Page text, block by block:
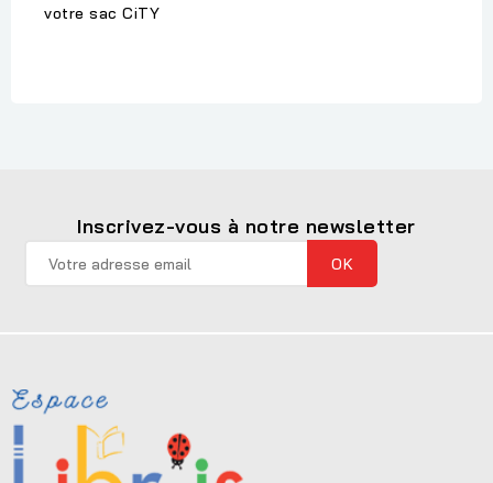
votre sac CiTY
Inscrivez-vous à notre newsletter